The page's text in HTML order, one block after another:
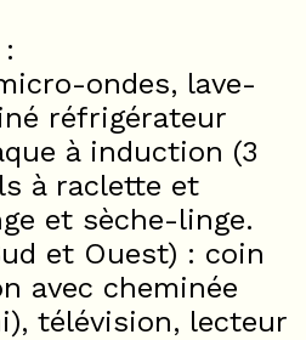
ondes, lave-
réfrigérateur
à induction (3
à raclette et
et sèche-linge.
et Ouest) : coin
avec cheminée
télévision, lecteur